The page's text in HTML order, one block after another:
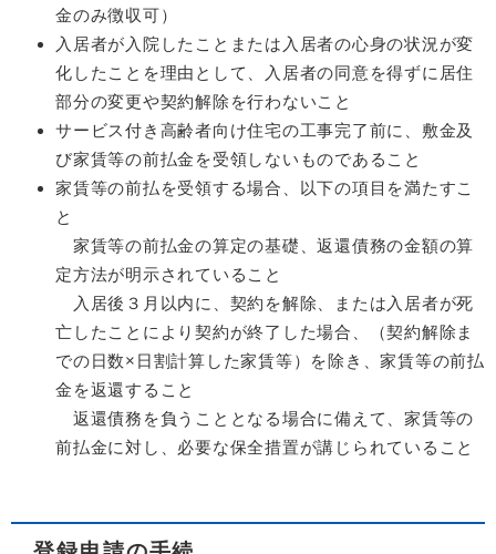
金のみ徴収可）
入居者が入院したことまたは入居者の心身の状況が変
化したことを理由として、入居者の同意を得ずに居住
部分の変更や契約解除を行わないこと
サービス付き高齢者向け住宅の工事完了前に、敷金及
び家賃等の前払金を受領しないものであること
家賃等の前払を受領する場合、以下の項目を満たすこ
と
家賃等の前払金の算定の基礎、返還債務の金額の算
定方法が明示されていること
入居後３月以内に、契約を解除、または入居者が死
亡したことにより契約が終了した場合、（契約解除ま
での日数×日割計算した家賃等）を除き、家賃等の前払
金を返還すること
返還債務を負うこととなる場合に備えて、家賃等の
前払金に対し、必要な保全措置が講じられていること